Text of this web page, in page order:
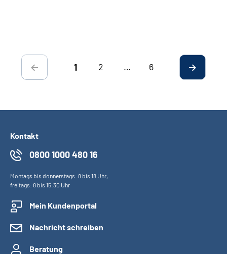
1 2 … 6
Kontakt
0800 1000 480 16
Montags bis donnerstags: 8 bis 18 Uhr,
freitags: 8 bis 15:30 Uhr
Mein Kundenportal
Nachricht schreiben
Beratung